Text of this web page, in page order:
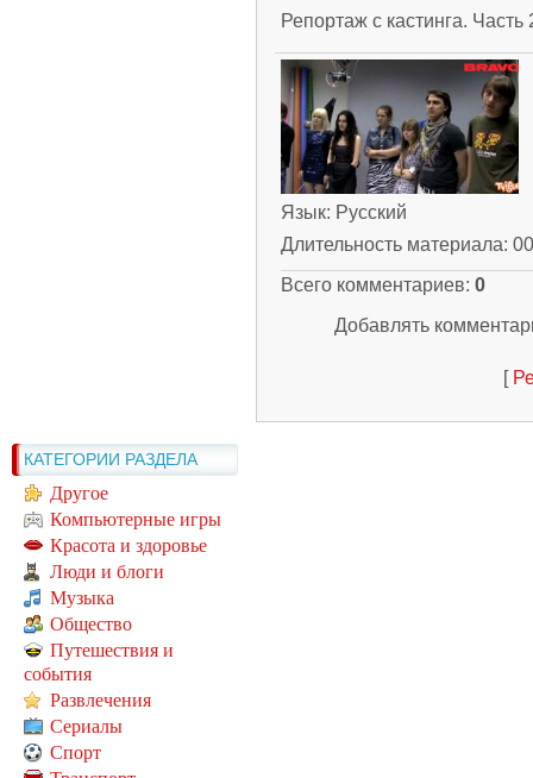
КАТЕГОРИИ РАЗДЕЛА
Другое
Компьютерные игры
Красота и здоровье
Люди и блоги
Музыка
Общество
Путешествия и
события
Развлечения
Сериалы
Спорт
Репортаж с кастинга. Часть
Язык: Русский
Длительность материала:
Всего комментариев: 0
Добавлять
[